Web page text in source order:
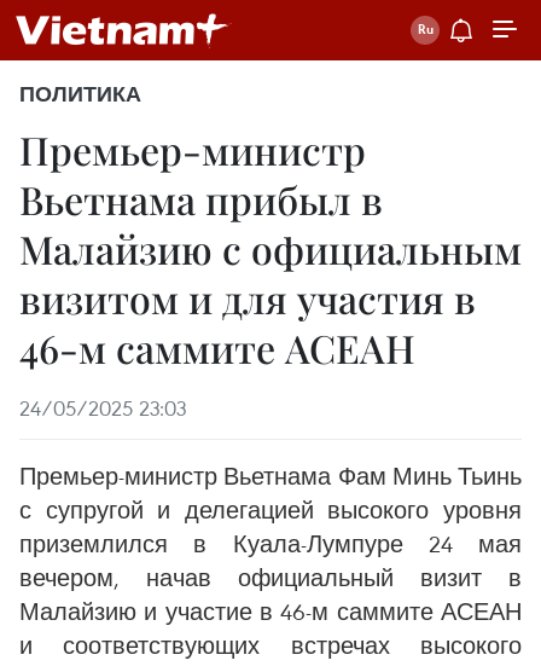
ПОЛИТИКА
Премьер-министр
Вьетнама прибыл в
Малайзию с официальным
визитом и для участия в
46-м саммите АСЕАН
24/05/2025 23:03
Премьер-министр Вьетнама Фам Минь Тьинь
с супругой и делегацией высокого уровня
приземлился в Куала-Лумпуре 24 мая
вечером, начав официальный визит в
Малайзию и участие в 46-м саммите АСЕАН
и соответствующих встречах высокого